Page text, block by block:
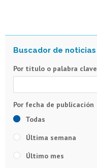
Por título o palabra clave
Todas
Última semana
Último mes